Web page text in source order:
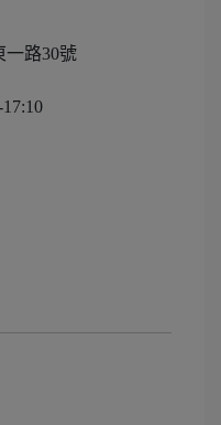
一路30號